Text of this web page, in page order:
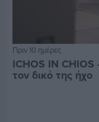
Πριν 10 ημέρες
ICHOS IN
τον δικό της ήχο